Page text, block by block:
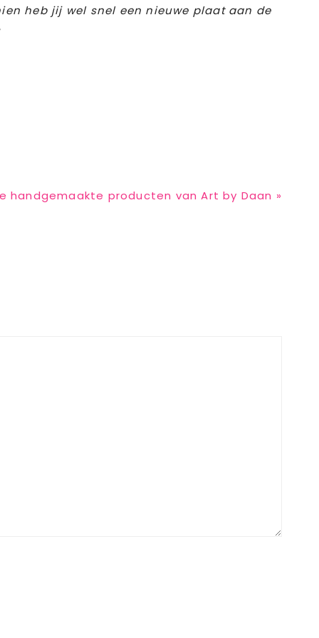
heb jij wel snel een nieuwe plaat aan de
handgemaakte producten van Art by Daan »